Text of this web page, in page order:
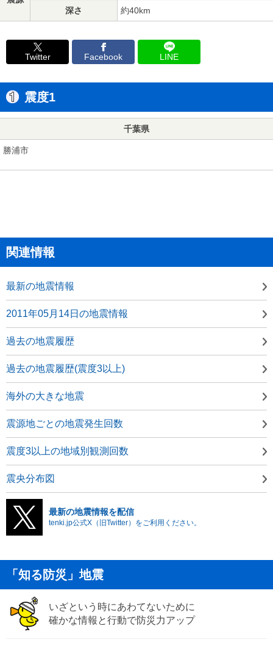
深さ 約40km
Twitter Facebook LINE
震度1
千葉県
勝浦市
関連情報
最新の地震情報
2011年05月14日の地震情報
過去の地震履歴
過去の地震履歴(震度3以上)
海外の大きな地震
震源地ごとの地震発生回数
震度3以上の地域別観測回数
震央分布図
最新の地震情報を配信
tenki.jp公式X（旧Twitter）をご利用ください。
「知る防災」地震
いざという時にあわてないために
確かな情報と行動で防災力アップ